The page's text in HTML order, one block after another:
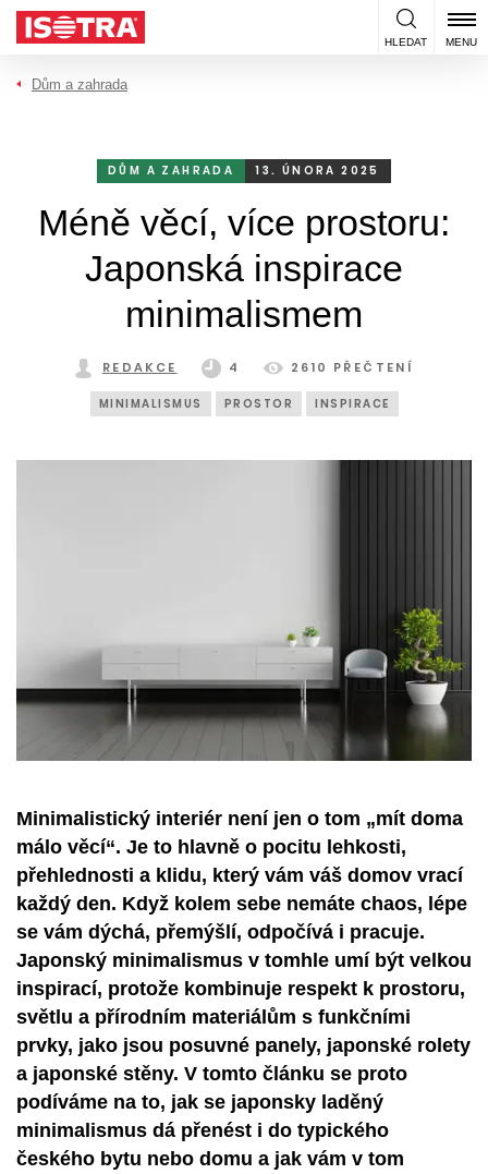
Přeskočit na obsah
HLEDAT MENU
Dům a zahrada
DŮM A ZAHRADA 13. ÚNORA 2025
Méně věcí, více prostoru:
Japonská inspirace
minimalismem
REDAKCE 4 2610 PŘEČTENÍ
MINIMALISMUS PROSTOR INSPIRACE
Minimalistický interiér není jen o tom „mít doma
málo věcí“. Je to hlavně o pocitu lehkosti,
přehlednosti a klidu, který vám váš domov vrací
každý den. Když kolem sebe nemáte chaos, lépe
se vám dýchá, přemýšlí, odpočívá i pracuje.
Japonský minimalismus v tomhle umí být velkou
inspirací, protože kombinuje respekt k prostoru,
světlu a přírodním materiálům s funkčními
prvky, jako jsou posuvné panely, japonské rolety
a japonské stěny. V tomto článku se proto
podíváme na to, jak se japonsky laděný
minimalismus dá přenést i do typického
českého bytu nebo domu a jak vám v tom